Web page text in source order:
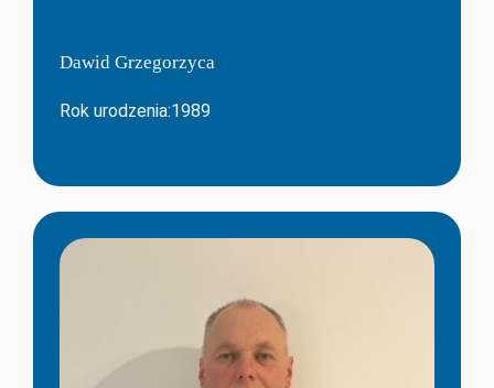
Dawid Grzegorzyca
Rok urodzenia:1989